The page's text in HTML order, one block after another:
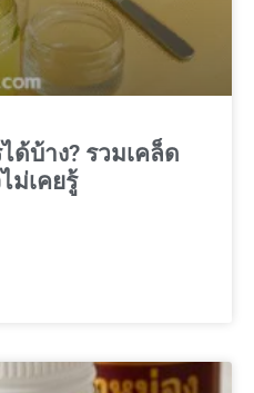
ด้บ้าง? รวมเคล็ด
ม่เคยรู้